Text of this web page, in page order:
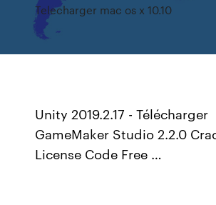
Telecharger mac os x 10.10
Unity 2019.2.17 - Télécharger
GameMaker Studio 2.2.0
License Code Free …